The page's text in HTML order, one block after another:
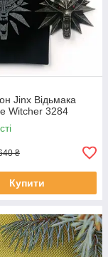
Jinx Відьмака
Witcher 3284
₴
Купити